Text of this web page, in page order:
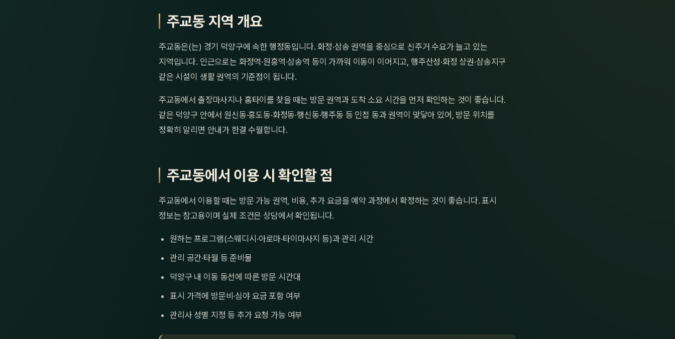
주교동 지역 개요
주교동은(는) 경기 덕양구에 속한 행정동입니다. 화정·삼송 권역을 중심으로 신주거 수요가 늘고 있는
지역입니다. 인근으로는 화정역·원흥역·삼송역 등이 가까워 이동이 이어지고, 행주산성·화정 상권·삼송지구
같은 시설이 생활 권역의 기준점이 됩니다.
주교동에서 출장마사지나 홈타이를 찾을 때는 방문 권역과 도착 소요 시간을 먼저 확인하는 것이 좋습니다.
같은 덕양구 안에서 원신동·흥도동·화정동·행신동·행주동 등 인접 동과 권역이 맞닿아 있어, 방문 위치를
정확히 알리면 안내가 한결 수월합니다.
주교동에서 이용 시 확인할 점
주교동에서 이용할 때는 방문 가능 권역, 비용, 추가 요금을 예약 과정에서 확정하는 것이 좋습니다. 표시
정보는 참고용이며 실제 조건은 상담에서 확인됩니다.
원하는 프로그램(스웨디시·아로마·타이마사지 등)과 관리 시간
관리 공간·타월 등 준비물
덕양구 내 이동 동선에 따른 방문 시간대
표시 가격에 방문비·심야 요금 포함 여부
관리사 성별 지정 등 추가 요청 가능 여부